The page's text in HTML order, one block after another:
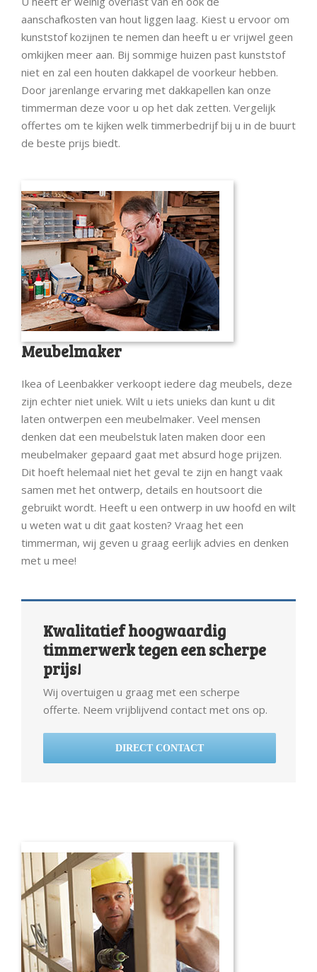
aanschafkosten van hout liggen laag. Kiest u ervoor om
kunststof kozijnen te nemen dan heeft u er vrijwel geen
omkijken meer aan. Bij sommige huizen past kunststof
niet en zal een houten dakkapel de voorkeur hebben.
Door jarenlange ervaring met dakkapellen kan onze
timmerman deze voor u op het dak zetten. Vergelijk
offertes om te kijken welk timmerbedrijf bij u in de buurt
de beste prijs biedt.
Meubelmaker
Ikea of Leenbakker verkoopt iedere dag meubels, deze
zijn echter niet uniek. Wilt u iets unieks dan kunt u dit
laten ontwerpen een meubelmaker. Veel mensen
denken dat een meubelstuk laten maken door een
meubelmaker gepaard gaat met absurd hoge prijzen.
Dit hoeft helemaal niet het geval te zijn en hangt vaak
samen met het ontwerp, details en houtsoort die
gebruikt wordt. Heeft u een ontwerp in uw hoofd en wilt
u weten wat u dit gaat kosten? Vraag het een
timmerman, wij geven u graag eerlijk advies en denken
met u mee!
Kwalitatief hoogwaardig
timmerwerk tegen een scherpe
prijs!
Wij overtuigen u graag met een scherpe
offerte. Neem vrijblijvend contact met ons op.
DIRECT CONTACT